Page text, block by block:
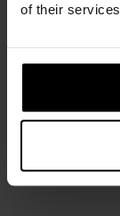
of their